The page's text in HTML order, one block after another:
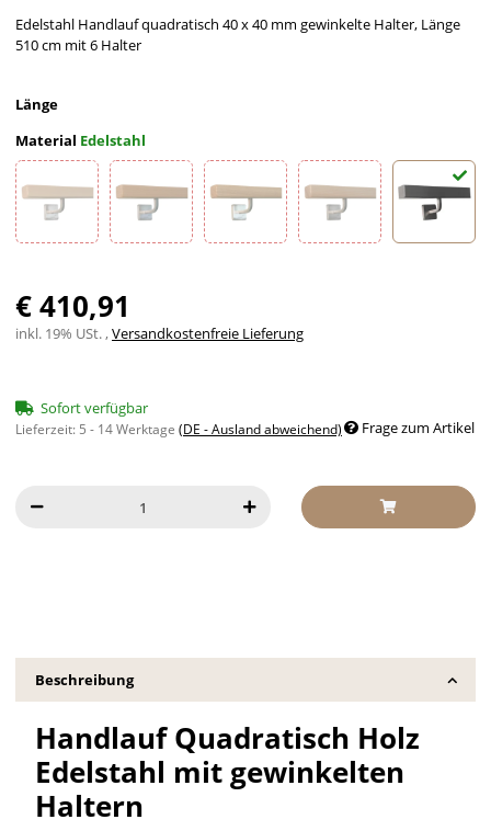
Edelstahl Handlauf quadratisch 40 x 40 mm gewinkelte Halter, Länge
510 cm mit 6 Halter
Länge
Material Edelstahl
€ 410,91
inkl. 19% USt. ,Versandkostenfreie Lieferung
Sofort verfügbar
Lieferzeit: 5 - 14 Werktage (DE - Ausland abweichend) Frage zum Artikel
Beschreibung
Handlauf Quadratisch Holz
Edelstahl mit gewinkelten
Haltern